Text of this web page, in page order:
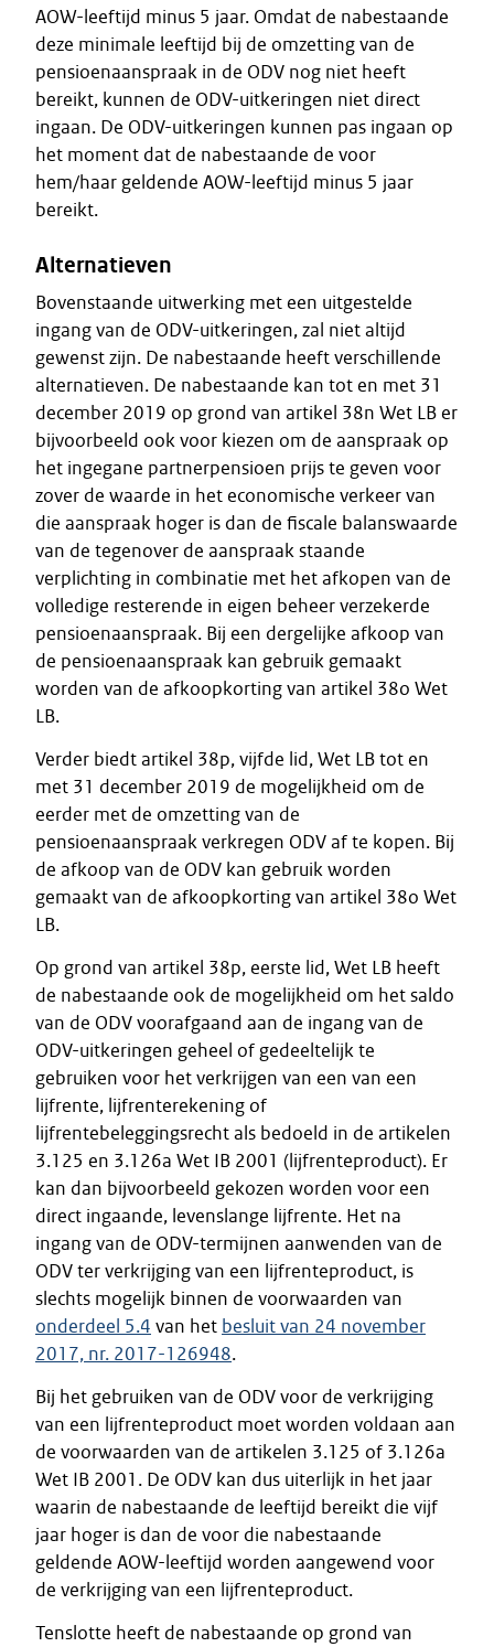
AOW-leeftijd minus 5 jaar. Omdat de nabestaande
deze minimale leeftijd bij de omzetting van de
pensioenaanspraak in de ODV nog niet heeft
bereikt, kunnen de ODV-uitkeringen niet direct
ingaan. De ODV-uitkeringen kunnen pas ingaan op
het moment dat de nabestaande de voor
hem/haar geldende AOW-leeftijd minus 5 jaar
bereikt.
Alternatieven
Bovenstaande uitwerking met een uitgestelde
ingang van de ODV-uitkeringen, zal niet altijd
gewenst zijn. De nabestaande heeft verschillende
alternatieven. De nabestaande kan tot en met 31
december 2019 op grond van artikel 38n Wet LB er
bijvoorbeeld ook voor kiezen om de aanspraak op
het ingegane partnerpensioen prijs te geven voor
zover de waarde in het economische verkeer van
die aanspraak hoger is dan de fiscale balanswaarde
van de tegenover de aanspraak staande
verplichting in combinatie met het afkopen van de
volledige resterende in eigen beheer verzekerde
pensioenaanspraak. Bij een dergelijke afkoop van
de pensioenaanspraak kan gebruik gemaakt
worden van de afkoopkorting van artikel 38o Wet
LB.
Verder biedt artikel 38p, vijfde lid, Wet LB tot en
met 31 december 2019 de mogelijkheid om de
eerder met de omzetting van de
pensioenaanspraak verkregen ODV af te kopen. Bij
de afkoop van de ODV kan gebruik worden
gemaakt van de afkoopkorting van artikel 38o Wet
LB.
Op grond van artikel 38p, eerste lid, Wet LB heeft
de nabestaande ook de mogelijkheid om het saldo
van de ODV voorafgaand aan de ingang van de
ODV-uitkeringen geheel of gedeeltelijk te
gebruiken voor het verkrijgen van een van een
lijfrente, lijfrenterekening of
lijfrentebeleggingsrecht als bedoeld in de artikelen
3.125 en 3.126a Wet IB 2001 (lijfrenteproduct). Er
kan dan bijvoorbeeld gekozen worden voor een
direct ingaande, levenslange lijfrente. Het na
ingang van de ODV-termijnen aanwenden van de
ODV ter verkrijging van een lijfrenteproduct, is
slechts mogelijk binnen de voorwaarden van
onderdeel 5.4 van het besluit van 24 november
2017, nr. 2017-126948.
Bij het gebruiken van de ODV voor de verkrijging
van een lijfrenteproduct moet worden voldaan aan
de voorwaarden van de artikelen 3.125 of 3.126a
Wet IB 2001. De ODV kan dus uiterlijk in het jaar
waarin de nabestaande de leeftijd bereikt die vijf
jaar hoger is dan de voor die nabestaande
geldende AOW-leeftijd worden aangewend voor
de verkrijging van een lijfrenteproduct.
Tenslotte heeft de nabestaande op grond van